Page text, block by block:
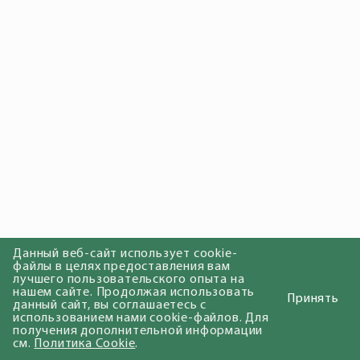
Данный веб-сайт использует cookie-
файлы в целях предоставления вам
лучшего пользовательского опыта на
нашем сайте. Продолжая использовать
данный сайт, вы соглашаетесь с
использованием нами cookie-файлов. Для
получения дополнительной информации
см.
Политика Cookie.
Принять